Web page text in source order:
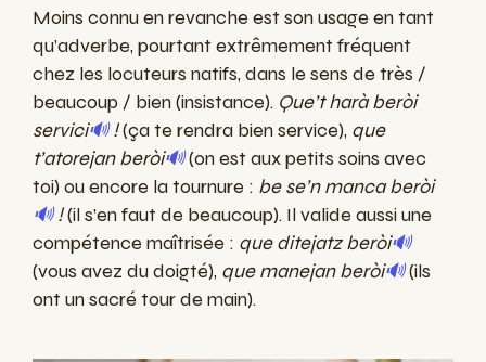
Moins connu en revanche est son usage en tant
qu’adverbe, pourtant extrêmement fréquent
chez les locuteurs natifs, dans le sens de très /
beaucoup / bien (insistance). Que’t harà beròi
servici🔊!(ça te rendra bien service), que
t’atorejan beròi🔊(on est aux petits soins avec
toi) ou encore la tournure : be se’n manca beròi
🔊!(il s’en faut de beaucoup). Il valide aussi une
compétence maîtrisée : que ditejatz beròi🔊
(vous avez du doigté), que manejan beròi🔊(ils
ont un sacré tour de main).